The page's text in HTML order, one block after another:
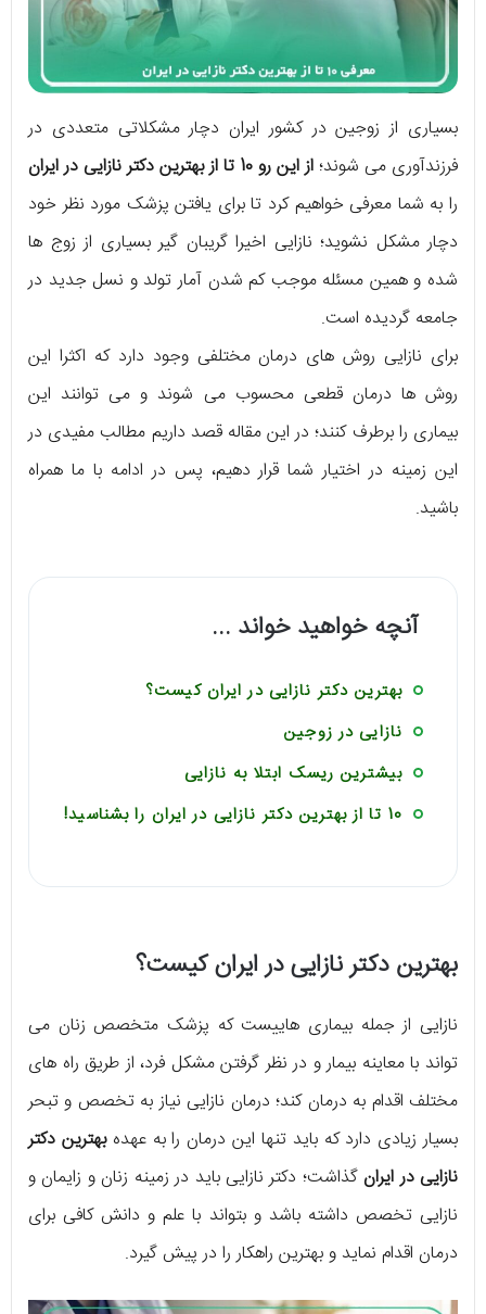
بسیاری از زوجین در کشور ایران دچار مشکلاتی متعددی در
فرزندآوری می شوند؛ از این رو 10 تا از بهترین دکتر نازایی در ایران
را به شما معرفی خواهیم کرد تا برای یافتن پزشک مورد نظر خود
دچار مشکل نشوید؛ نازایی اخیرا گریبان گیر بسیاری از زوج ها
شده و همین مسئله موجب کم شدن آمار تولد و نسل جدید در
جامعه گردیده است.
برای نازایی روش های درمان مختلفی وجود دارد که اکثرا این
روش ها درمان قطعی محسوب می شوند و می توانند این
بیماری را برطرف کنند؛ در این مقاله قصد داریم مطالب مفیدی در
این زمینه در اختیار شما قرار دهیم، پس در ادامه با ما همراه
باشید.
آنچه خواهید خواند ...
بهترین دکتر نازایی در ایران کیست؟
نازایی در زوجین
بیشترین ریسک ابتلا به نازایی
10 تا از بهترین دکتر نازایی در ایران را بشناسید!
بهترین دکتر نازایی در ایران کیست؟
نازایی از جمله بیماری هاییست که پزشک متخصص زنان می
تواند با معاینه بیمار و در نظر گرفتن مشکل فرد، از طریق راه های
مختلف اقدام به درمان کند؛ درمان نازایی نیاز به تخصص و تبحر
بسیار زیادی دارد که باید تنها این درمان را به عهدهبهترین دکتر
نازایی در ایران گذاشت؛ دکتر نازایی باید در زمینه زنان و زایمان و
نازایی تخصص داشته باشد و بتواند با علم و دانش کافی برای
درمان اقدام نماید و بهترین راهکار را در پیش گیرد.